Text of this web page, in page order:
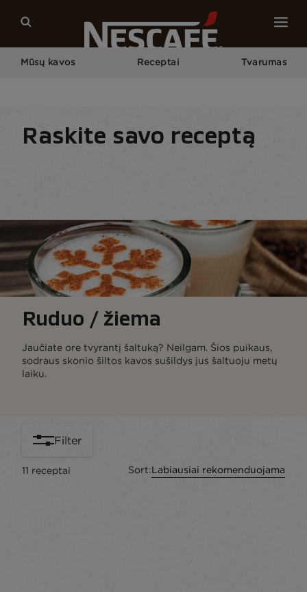
Mūsų kavos Receptai Tvarumas
Raskite savo receptą
Ruduo / žiema
Jaučiate ore tvyrantį šaltuką? Neilgam. Šios puikaus,
sodraus skonio šiltos kavos sušildys jus šaltuoju metų
laiku.
Filter
11 receptai Sort:Labiausiai rekomenduojama